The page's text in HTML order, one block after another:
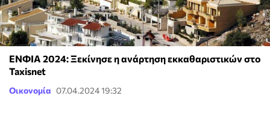
ΕΝΦΙΑ 2024: Ξεκίνησε η ανάρτηση εκκαθαριστικών στο
Taxisnet
Οικονομία 07.04.2024 19:32